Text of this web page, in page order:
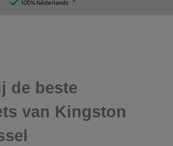
de beste
van Kingston